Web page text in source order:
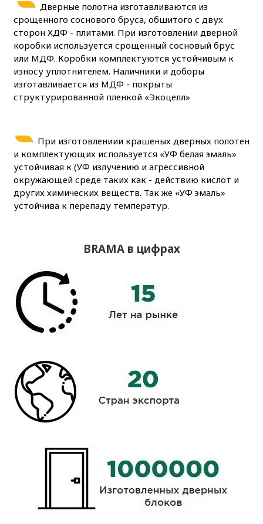
Дверные полотна изготавливаются из
срощенного соснового бруса, обшитого с двух
сторон ХДФ - плитами. При изготовлении дверной
коробки используется срощенный сосновый брус
или МДФ. Коробки комплектуются устойчивым к
износу уплотнителем. Наличники и доборы
изготавливается из МДФ - покрыты
структурированной пленкой «Экоцелл»
При изготовлениии крашеных дверных полотен
и комплектующих используется «УФ белая эмаль»
устойчивая к (УФ излучению и агрессивной
окружающей среде таких как - действию кислот и
других химических веществ. Так же «УФ эмаль»
устойчива к перепаду температур.
BRAMA в цифрах